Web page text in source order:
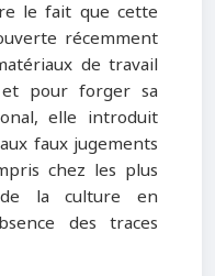
le fait que cette
récemment
de travail
pour forger sa
elle introduit
faux jugements
chez les plus
la culture en
des traces